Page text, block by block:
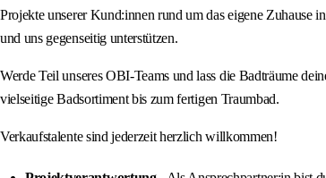
Projekte unserer Kund:innen rund um das eigene
und uns gegenseitig unterstützen.
Werde Teil unseres OBI-Teams und lass die Badträume
vielseitige Badsortiment bis zum fertigen Traumbad.
Verkaufstalente sind jederzeit herzlich willkommen!